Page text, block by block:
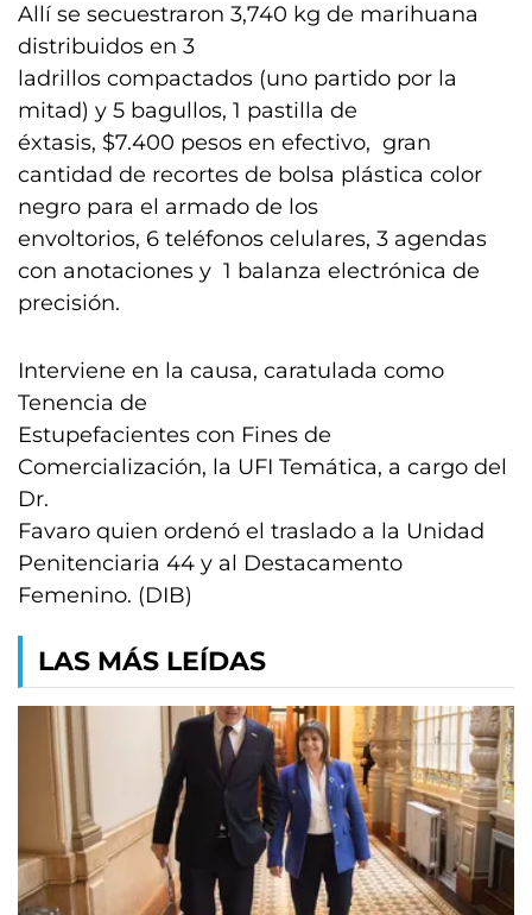
Allí se secuestraron 3,740 kg de marihuana
distribuidos en 3
ladrillos compactados (uno partido por la
mitad) y 5 bagullos, 1 pastilla de
éxtasis, $7.400 pesos en efectivo, gran
cantidad de recortes de bolsa plástica color
negro para el armado de los
envoltorios, 6 teléfonos celulares, 3 agendas
con anotaciones y 1 balanza electrónica de
precisión.
Interviene en la causa, caratulada como
Tenencia de
Estupefacientes con Fines de
Comercialización, la UFI Temática, a cargo del
Dr.
Favaro quien ordenó el traslado a la Unidad
Penitenciaria 44 y al Destacamento
Femenino. (DIB)
LAS MÁS LEÍDAS